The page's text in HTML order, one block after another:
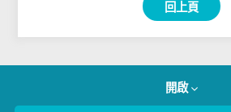
回上頁
開啟